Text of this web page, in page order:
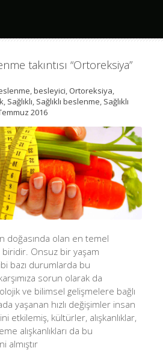
takıntısı “Ortoreksiya”
,besleyici, Ortoreksiya,
, Sağlıklı, Sağlıklı beslenme, Sağlıklı
2016
doğasında olan en temel
Onsuz bir yaşam
bazı durumlarda bu
sorun olarak da
ve bilimsel gelişmelere bağlı
yaşanan hızlı değişimler insan
etkilemiş, kültürler, alışkanlıklar,
alışkanlıkları da bu
almıştır